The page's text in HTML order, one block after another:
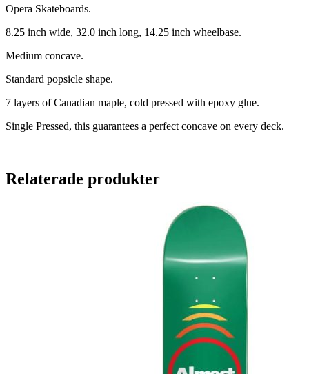
Opera Skateboards.
8.25 inch wide, 32.0 inch long, 14.25 inch wheelbase.
Medium concave.
Standard popsicle shape.
7 layers of Canadian maple, cold pressed with epoxy glue.
Single Pressed, this guarantees a perfect concave on every deck.
Relaterade produkter